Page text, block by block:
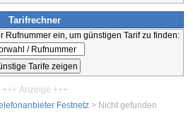
Tarifrechner
Rufnummer ein, um günstigen Tarif zu finden:
+++ Anzeige +++
Festnetz > Nicht gefunden